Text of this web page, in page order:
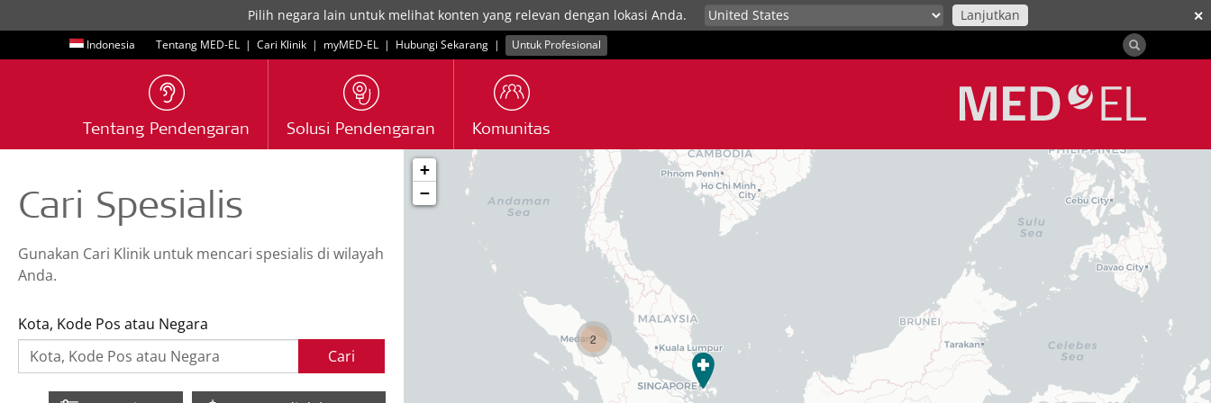
✕
Pilih negara lain untuk melihat konten yang relevan dengan lokasi Anda. Lanjutkan
Indonesia Tentang MED-EL | Cari Klinik | myMED‑EL | Hubungi Sekarang | Untuk Profesional
Tentang Pendengaran Solusi Pendengaran Komunitas
2
+
−
Cari Spesialis
Gunakan Cari Klinik untuk mencari spesialis di wilayah
Anda.
Kota, Kode Pos atau Negara
Cari